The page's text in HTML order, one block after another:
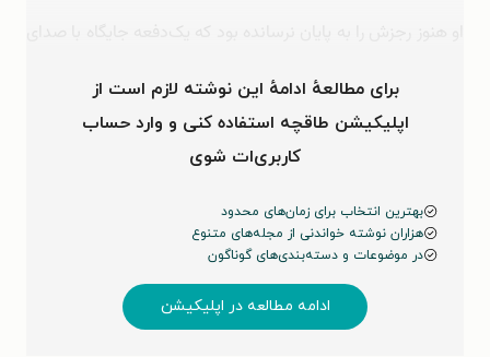
برای مطالعهٔ ادامهٔ این نوشته لازم است از
اپلیکیشن طاقچه استفاده کنی و وارد حساب
کاربری‌ات شوی
بهترین انتخاب برای زمان‌های محدود
هزاران نوشته خواندنی از مجله‌های متنوع
در موضوعات و دسته‌بندی‌های گوناگون
ادامه مطالعه در اپلیکیشن